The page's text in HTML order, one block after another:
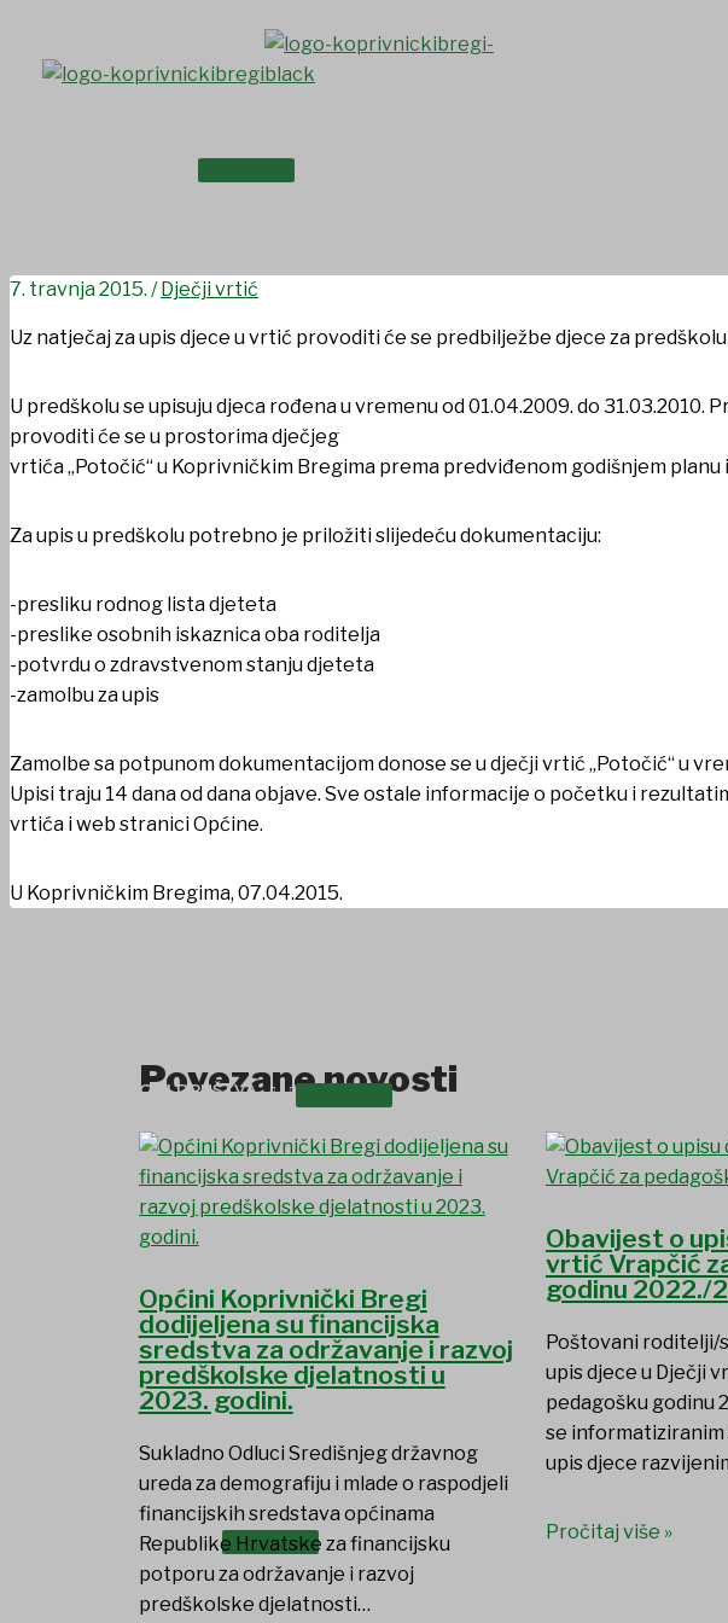
content
UDRUGE I DRUŠTVA
USTANOVE
Predbilježbe za predškolu šk./god.
7. travnja 2015. /Dječji vrtić
Uz natječaj za upis djece u vrtić provoditi će se predbilježbe djece za
U predškolu se upisuju djeca rođena u vremenu od 01.04.2009. do
provoditi će se u prostorima dječjeg
vrtića „Potočić“ u Koprivničkim Bregima prema predviđenom godišnjem planu
Za upis u predškolu potrebno je priložiti slijedeću dokumentaciju:
-presliku rodnog lista djeteta
-preslike osobnih iskaznica oba roditelja
-potvrdu o zdravstvenom stanju djeteta
-zamolbu za upis
Zamolbe sa potpunom dokumentacijom donose se u dječji vrtić „Potočić“ u
Upisi traju 14 dana od dana objave. Sve ostale informacije o početku i
vrtića i web stranici Općine.
U Koprivničkim Bregima, 07.04.2015.
Povezane novosti
Općini Koprivnički Bregi
dodijeljena su financijska
sredstva za održavanje i razvoj
predškolske djelatnosti u
2023. godini.
Sukladno Odluci Središnjeg državnog
ureda za demografiju i mlade o raspodjeli
financijskih sredstava općinama
Republike Hrvatske za financijsku
potporu za održavanje i razvoj
predškolske djelatnosti…
Obavijest o
vrtić Vrapčić
godinu 2022./
Poštovani roditelji/
upis djece u Dječji
pedagošku godinu
se informatiziranim
upis djece
Pročitaj više »